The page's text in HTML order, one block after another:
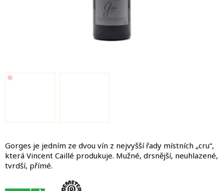
Gorges je jedním ze dvou vín z nejvyšší řady místních „cru“,
která Vincent Caillé produkuje. Mužné, drsnější, neuhlazené,
tvrdší, přímé.